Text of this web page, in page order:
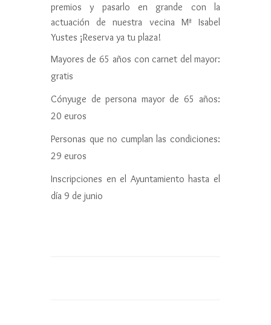
premios y pasarlo en grande con la
actuación de nuestra vecina Mª Isabel
Yustes ¡Reserva ya tu plaza!
Mayores de 65 años con carnet del mayor:
gratis
Cónyuge de persona mayor de 65 años:
20 euros
Personas que no cumplan las condiciones:
29 euros
Inscripciones en el Ayuntamiento hasta el
día 9 de junio